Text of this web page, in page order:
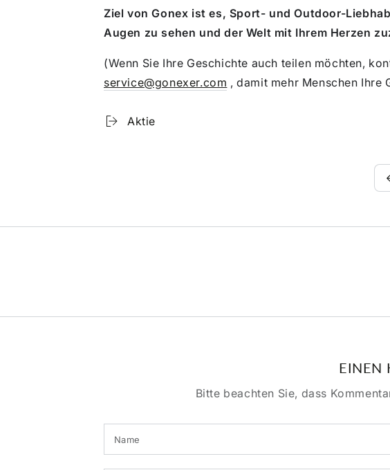
Ziel von Gonex ist es, Sport- und Outdoor-
Augen zu sehen und der Welt mit Ihrem Herzen
(Wenn Sie Ihre Geschichte auch teilen möchten,
service@gonexer.com , damit mehr Menschen Ihre
Aktie
EINEN
Bitte beachten Sie, dass
Name